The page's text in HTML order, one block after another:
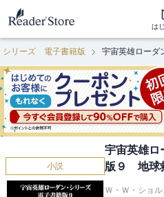
は
シリーズ 電子書籍版 宇宙英雄ロー
小説
宇宙英雄
版９ 地球
Ｗ・Ｗ・ショ